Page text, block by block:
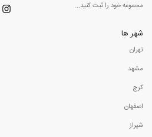
مجموعه خود را ثبت کنید...
شهر ها
تهران
مشهد
کرج
اصفهان
شیراز